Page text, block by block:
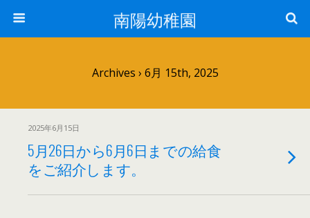
南陽幼稚園
Archives › 6月 15th, 2025
2025年6月15日
5月26日から6月6日までの給食
をご紹介します。